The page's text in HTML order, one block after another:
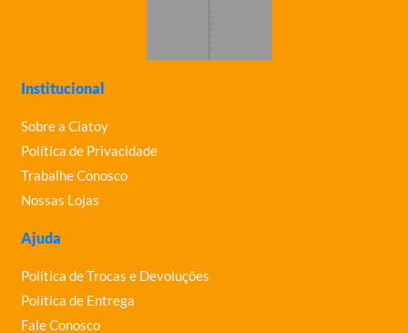
Institucional
Sobre a Ciatoy
Política de Privacidade
Trabalhe Conosco
Nossas Lojas
Ajuda
Política de Trocas e Devoluções
Política de Entrega
Fale Conosco